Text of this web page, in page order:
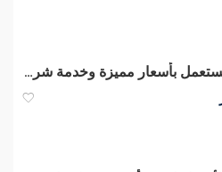
غرف نوم مستعمل بأسعار مميزة وخدمة شراء سريعة